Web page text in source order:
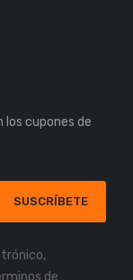
cupones de
SUSCRÍBETE
de